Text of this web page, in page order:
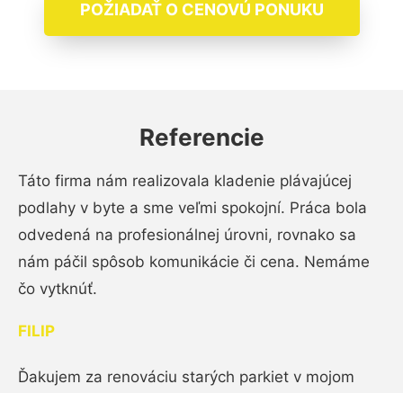
POŽIADAŤ O CENOVÚ PONUKU
Referencie
Táto firma nám realizovala kladenie plávajúcej
podlahy v byte a sme veľmi spokojní. Práca bola
odvedená na profesionálnej úrovni, rovnako sa
nám páčil spôsob komunikácie či cena. Nemáme
čo vytknúť.
FILIP
Ďakujem za renováciu starých parkiet v mojom